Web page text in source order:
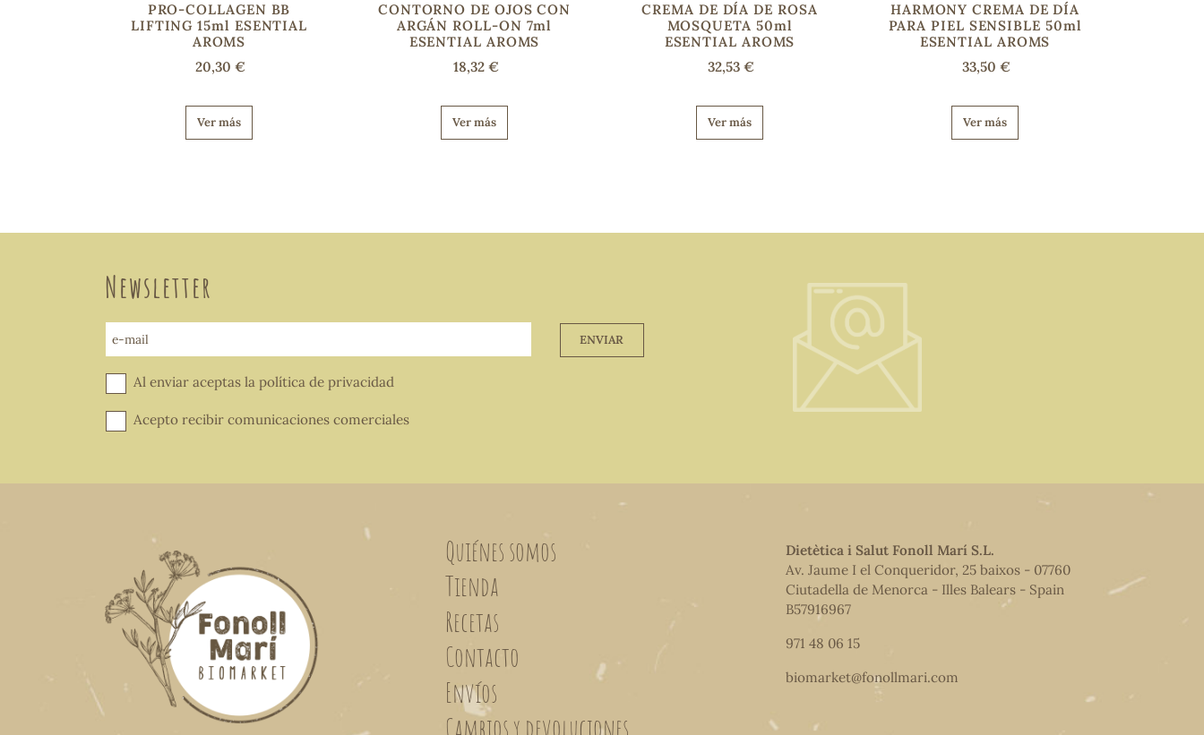
PRO-COLLAGEN BB
LIFTING 15ml ESENTIAL
AROMS
20,30 €
Ver más
CONTORNO DE OJOS CON
ARGÁN ROLL-ON 7ml
ESENTIAL AROMS
18,32 €
Ver más
CREMA DE DÍA DE ROSA
MOSQUETA 50ml
ESENTIAL AROMS
32,53 €
Ver más
HARMONY CREMA DE DÍA
PARA PIEL SENSIBLE 50ml
ESENTIAL AROMS
33,50 €
Ver más
Newsletter
e-mail ENVIAR
Al enviar aceptas la política de privacidad
Acepto recibir comunicaciones comerciales
Quiénes somos
Tienda
Recetas
Contacto
Envíos
Cambios y devoluciones
Dietètica i Salut Fonoll Marí S.L.
Av. Jaume I el Conqueridor, 25 baixos - 07760
Ciutadella de Menorca - Illes Balears - Spain
B57916967
971 48 06 15
biomarket@fonollmari.com